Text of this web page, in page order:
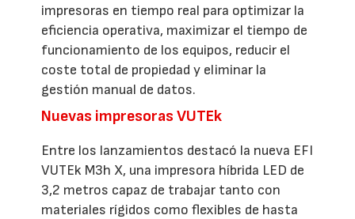
impresoras en tiempo real para optimizar la
eficiencia operativa, maximizar el tiempo de
funcionamiento de los equipos, reducir el
coste total de propiedad y eliminar la
gestión manual de datos.
Nuevas impresoras VUTEk
Entre los lanzamientos destacó la nueva EFI
VUTEk M3h X, una impresora híbrida LED de
3,2 metros capaz de trabajar tanto con
materiales rígidos como flexibles de hasta